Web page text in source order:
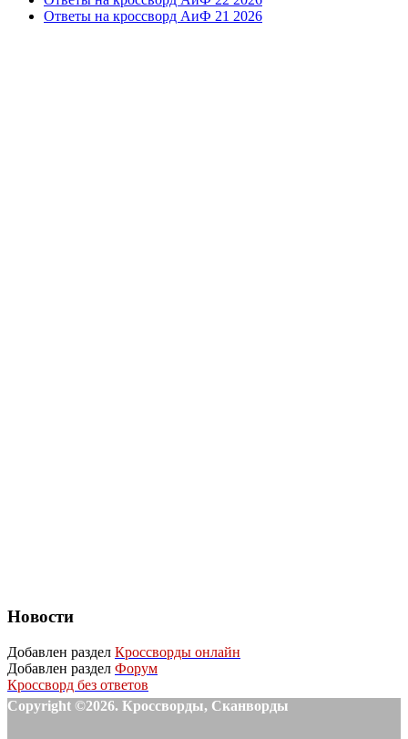
Ответы на кроссворд АиФ 21 2026
Новости
Добавлен раздел Кроссворды онлайн
Добавлен раздел Форум
Кроссворд без ответов
Copyright ©2026. Кроссворды, Сканворды